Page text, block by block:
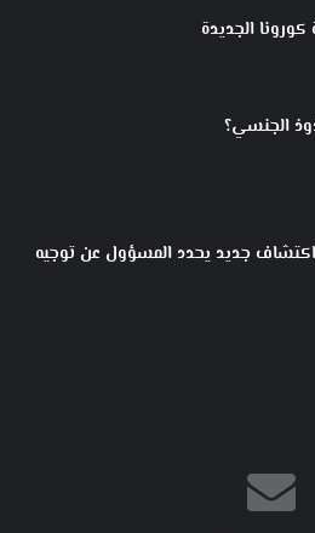
الجديدة
الجنسي؟
جديد يحدد المسؤول عن توجيه